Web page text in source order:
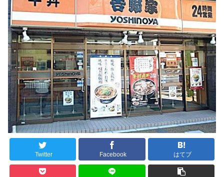
Twitter Facebook はてブ